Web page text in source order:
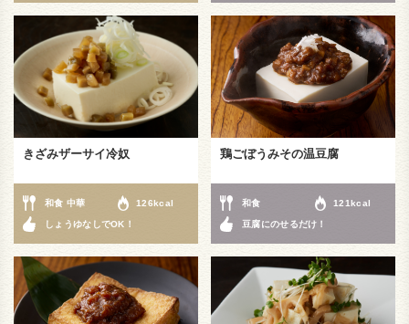
きざみザーサイ冷奴
和食 中華 126kcal
しょうゆなしでOK！
鶏ごぼうみその温豆腐
和食 121kcal
豆腐にのせるだけ！